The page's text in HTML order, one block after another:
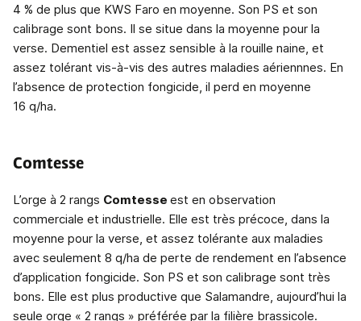
4 % de plus que KWS Faro en moyenne. Son PS et son
calibrage sont bons. Il se situe dans la moyenne pour la
verse. Dementiel est assez sensible à la rouille naine, et
assez tolérant vis-à-vis des autres maladies aériennnes. En
l’absence de protection fongicide, il perd en moyenne
16 q/ha.
Comtesse
L’orge à 2 rangs Comtesse est en observation
commerciale et industrielle. Elle est très précoce, dans la
moyenne pour la verse, et assez tolérante aux maladies
avec seulement 8 q/ha de perte de rendement en l’absence
d’application fongicide. Son PS et son calibrage sont très
bons. Elle est plus productive que Salamandre, aujourd’hui la
seule orge « 2 rangs » préférée par la filière brassicole.